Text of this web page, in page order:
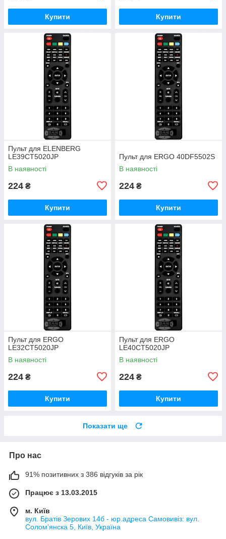
Купити Купити
Пульт для ELENBERG
LE39CT5020JP
В наявності
224 ₴
Купити
Пульт для ERGO 40DF5502S
В наявності
224 ₴
Купити
Пульт для ERGO
LE32CT5020JP
В наявності
224 ₴
Купити
Пульт для ERGO
LE40CT5020JP
В наявності
224 ₴
Купити
Показати ще
Про нас
91% позитивних з 386 відгуків за рік
Працює з 13.03.2015
м. Київ
вул. Братів Зерових 14б - юр.адреса Самовивіз: вул.
Соломʼянска 5, Київ, Україна